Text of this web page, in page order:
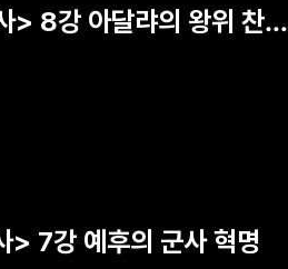
> 8강 아달랴의 왕위 찬탈
> 7강 예후의 군사 혁명